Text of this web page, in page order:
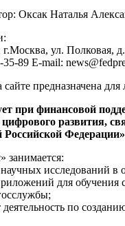
Оксак Наталья
г.Москва, ул. Полковая,
89 E-mail:
предназначена для
при финансовой
развития,
Федерации»
занимается:
исследований в
для обучения
по